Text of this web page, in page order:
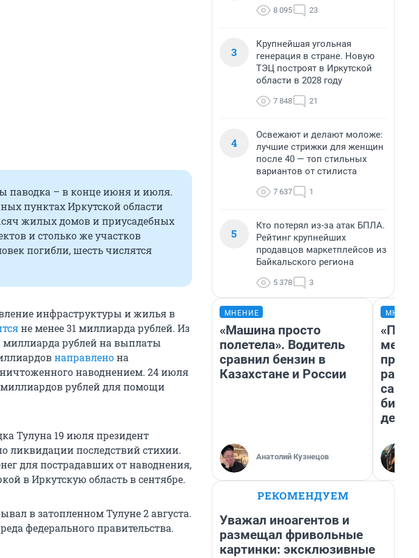
паводка – в конце июня и июля.
пунктах Иркутской области
жилых домов и приусадебных
и столько же участков
погибли, шесть числятся
инфраструктуры и жилья в
не менее 31 миллиарда рублей. Из
миллиарда рублей на выплаты
направленона
наводнением. 24 июля
рублей для помощи
Тулуна 19 июля президент
ликвидации последствий стихии.
для пострадавших от наводнения,
в Иркутскую область в сентябре.
в затопленном Тулуне 2 августа.
федерального правительства.
8 095 23
3
Крупнейшая угольная
генерация в стране. Новую
ТЭЦ построят в Иркутской
области в 2028 году
7 848 21
4
Освежают и делают моложе:
лучшие стрижки для женщин
после 40 — топ стильных
вариантов от стилиста
7 637 1
5
Кто потерял из-за атак БПЛА.
Рейтинг крупнейших
продавцов маркетплейсов из
Байкальского региона
5 378 3
МНЕНИЕ
«Машина просто
полетела». Водитель
сравнил бензин в
Казахстане и России
Анатолий Кузнецов
РЕКОМЕНДУЕМ
Уважал иноагентов и
размещал фривольные
картинки: эксклюзивные